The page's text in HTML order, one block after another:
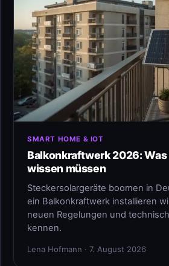
SMART HOME & IOT
Balkonkraftwerk 2026:
wissen müssen
Steckersolargeräte boomen in
ein Balkonkraftwerk installieren
neuen Regelungen und
kennen.
Lena Hofmann · 7. August 2026